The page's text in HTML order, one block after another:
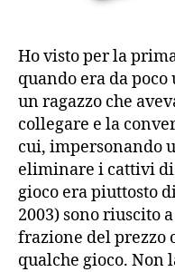
Ho visto per la
quando era da poco
un ragazzo che
collegare e la
cui, impersonando
eliminare i cattivi di
gioco era piuttosto
2003) sono riuscito
frazione del prezzo
qualche gioco. Non